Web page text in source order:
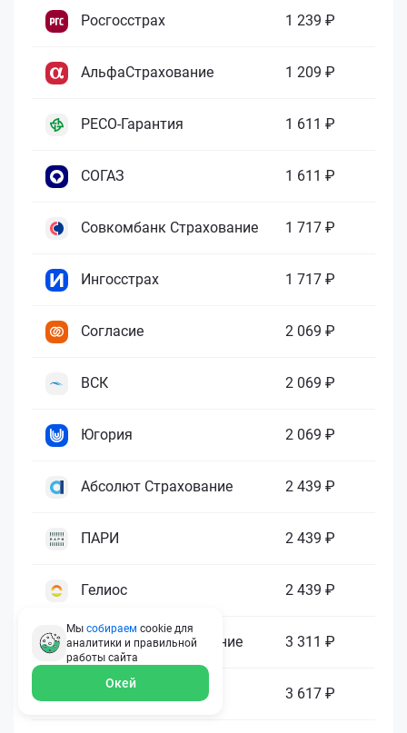
Росгосстрах 1 239 ₽
АльфаСтрахование 1 209 ₽
РЕСО-Гарантия 1 611 ₽
СОГАЗ 1 611 ₽
Совкомбанк Страхование 1 717 ₽
Ингосстрах 1 717 ₽
Согласие 2 069 ₽
ВСК 2 069 ₽
Югория 2 069 ₽
Абсолют Страхование 2 439 ₽
ПАРИ 2 439 ₽
Гелиос 2 439 ₽
Ренессанс Страхование 3 311 ₽
Зетта Страхование 3 617 ₽
Мы собираем cookie для
аналитики и правильной
работы сайта
Окей